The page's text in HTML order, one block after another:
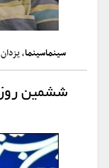
سینماسینما،
ششمین روز